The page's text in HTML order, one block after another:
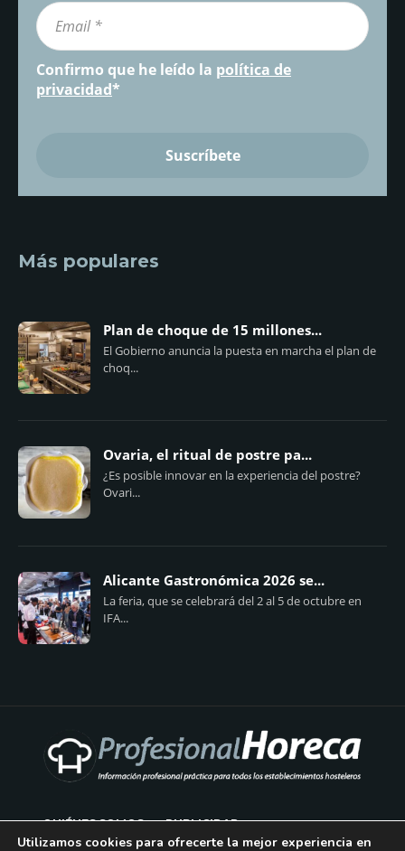
Confirmo que he leído la política de
privacidad*
Más populares
Plan de choque de 15 millones...
El Gobierno anuncia la puesta en marcha el plan de
choq...
Ovaria, el ritual de postre pa...
¿Es posible innovar en la experiencia del postre?
Ovari...
Alicante Gastronómica 2026 se...
La feria, que se celebrará del 2 al 5 de octubre en
IFA...
QUIÉNES SOMOS PUBLICIDAD
Utilizamos cookies para ofrecerte la mejor experiencia en